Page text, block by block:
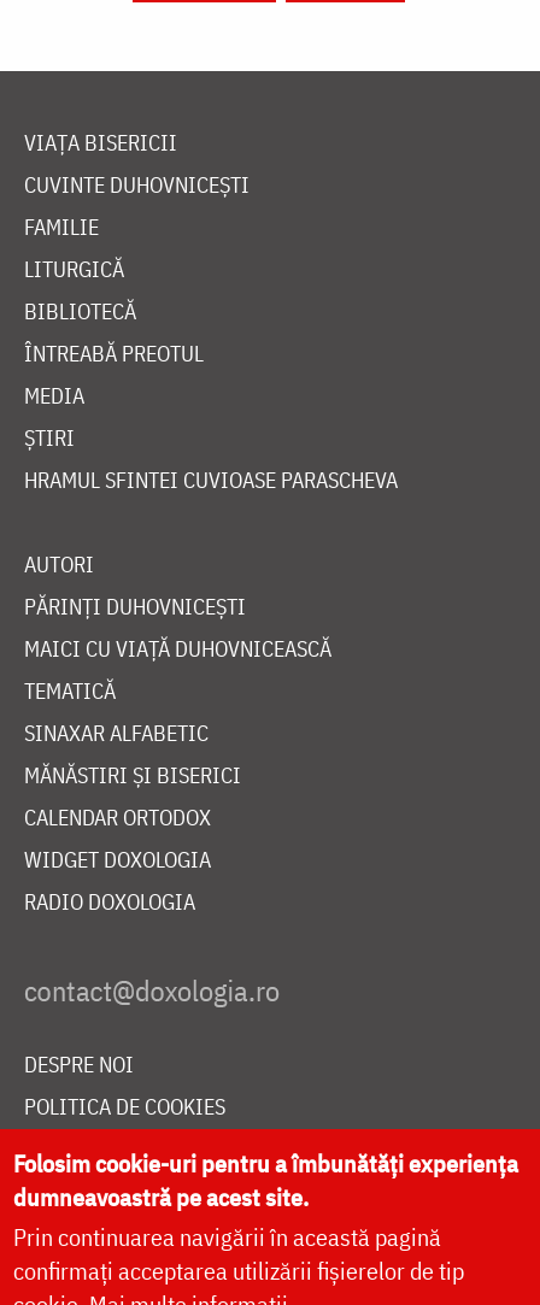
VIAȚA BISERICII
CUVINTE DUHOVNICEȘTI
FAMILIE
LITURGICĂ
BIBLIOTECĂ
ÎNTREABĂ PREOTUL
MEDIA
ȘTIRI
HRAMUL SFINTEI CUVIOASE PARASCHEVA
AUTORI
PĂRINȚI DUHOVNICEȘTI
MAICI CU VIAȚĂ DUHOVNICEASCĂ
TEMATICĂ
SINAXAR ALFABETIC
MĂNĂSTIRI ȘI BISERICI
CALENDAR ORTODOX
WIDGET DOXOLOGIA
RADIO DOXOLOGIA
DESPRE NOI
POLITICA DE COOKIES
DONEAZĂ ONLINE PENTRU CATEDRALA NAȚIONALĂ
LIVE
Folosim cookie-uri pentru a îmbunătăți experiența
dumneavoastră pe acest site.
Prin continuarea navigării în această pagină
confirmați acceptarea utilizării fișierelor de tip